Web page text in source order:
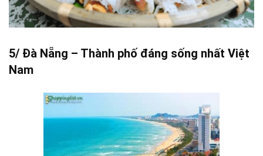
5/ Đà Nẵng – Thành phố đáng sống nhất Việt
Nam